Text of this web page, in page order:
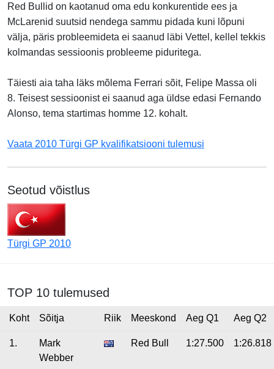
Red Bullid on kaotanud oma edu konkurentide ees ja
McLarenid suutsid nendega sammu pidada kuni lõpuni
välja, päris probleemideta ei saanud läbi Vettel, kellel tekkis
kolmandas sessioonis probleeme piduritega.
Täiesti aia taha läks mõlema Ferrari sõit, Felipe Massa oli
8. Teisest sessioonist ei saanud aga üldse edasi Fernando
Alonso, tema startimas homme 12. kohalt.
Vaata 2010 Türgi GP kvalifikatsiooni tulemusi
Seotud võistlus
Türgi GP 2010
TOP 10 tulemused
Koht Sõitja Riik Meeskond Aeg Q1 Aeg Q2
1.
Mark
Webber
Red Bull 1:27.500 1:26.818